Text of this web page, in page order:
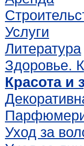
Услуги
Литература
Здоровье.
Красота и
Уход за